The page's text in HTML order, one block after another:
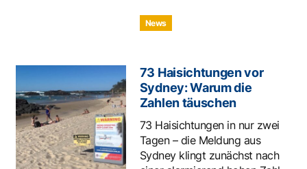
News
73 Haisichtungen vor
Sydney: Warum die
Zahlen täuschen
73 Haisichtungen in nur zwei
Tagen – die Meldung aus
Sydney klingt zunächst nach